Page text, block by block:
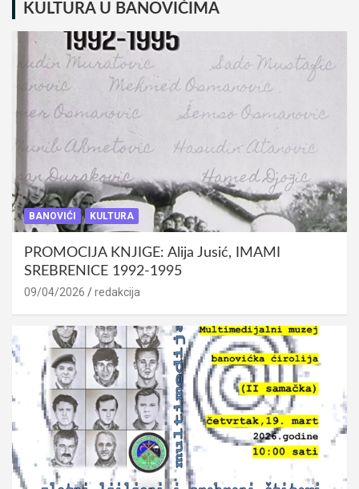
KULTURA U BANOVIĆIMA
BANOVIĆI KULTURA
PROMOCIJA KNJIGE: Alija Jusić, IMAMI
SREBRENICE 1992-1995
09/04/2026 redakcija